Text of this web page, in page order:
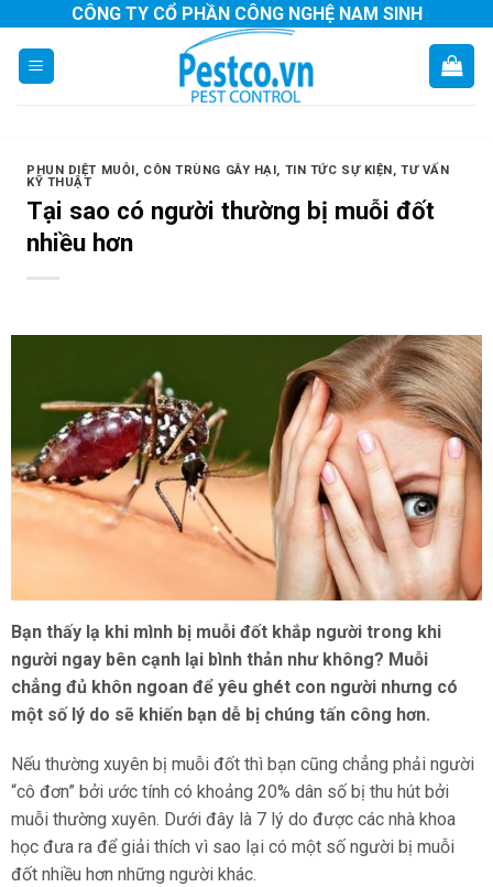
content
CÔNG TY CỔ PHẦN CÔNG NGHỆ NAM SINH
PHUN DIỆT MUỖI, CÔN TRÙNG GÂY HẠI, TIN TỨC SỰ KIỆN,TƯ VẤN
KỸ THUẬT
Tại sao có người thường bị muỗi đốt
nhiều hơn
Bạn thấy lạ khi mình bị muỗi đốt khắp người trong khi
người ngay bên cạnh lại bình thản như không? Muỗi
chẳng đủ khôn ngoan để yêu ghét con người nhưng có
một số lý do sẽ khiến bạn dễ bị chúng tấn công hơn.
Nếu thường xuyên bị muỗi đốt thì bạn cũng chẳng phải người
“cô đơn” bởi ước tính có khoảng 20% dân số bị thu hút bởi
muỗi thường xuyên. Dưới đây là 7 lý do được các nhà khoa
học đưa ra để giải thích vì sao lại có một số người bị muỗi
đốt nhiều hơn những người khác.